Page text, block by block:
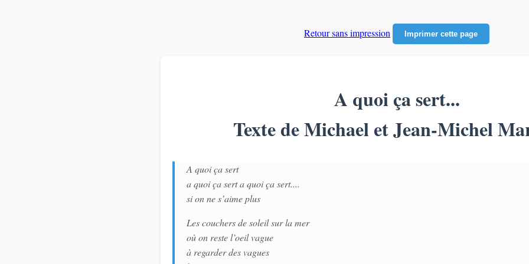
Retour sans impression Imprimer cette page
A quoi ça sert...
Texte de Michael et Jean-Michel
A quoi ça sert
a quoi ça sert a quoi ça sert....
si on ne s’aime plus
Les couchers de soleil sur la mer
où on reste l’oeil vague
à regarder des vagues